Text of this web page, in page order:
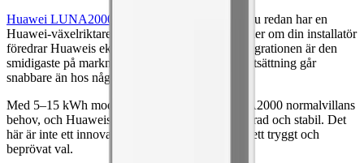
Huawei LUNA2000
är det självklara valet om du redan har en
Huawei-växelriktare på solcellsanläggningen, eller om din installatör
föredrar Huaweis ekosystem. Plug-and-play-integrationen är den
smidigaste på marknaden — installation och driftsättning går
snabbare än hos någon konkurrent.
Med 5–15 kWh modulär kapacitet täcker LUNA2000 normalvillans
behov, och Huaweis FusionSolar-app är välpolerad och stabil. Det
här är inte ett innovativt val 2026 — men det är ett tryggt och
beprövat val.